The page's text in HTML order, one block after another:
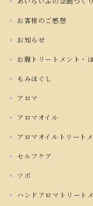
お客様のご感想
お知らせ
お腹トリートメント・
もみほぐし
アロマ
アロマオイル
アロマオイルトリート
セルフケア
ツボ
ハンドアロマトリート